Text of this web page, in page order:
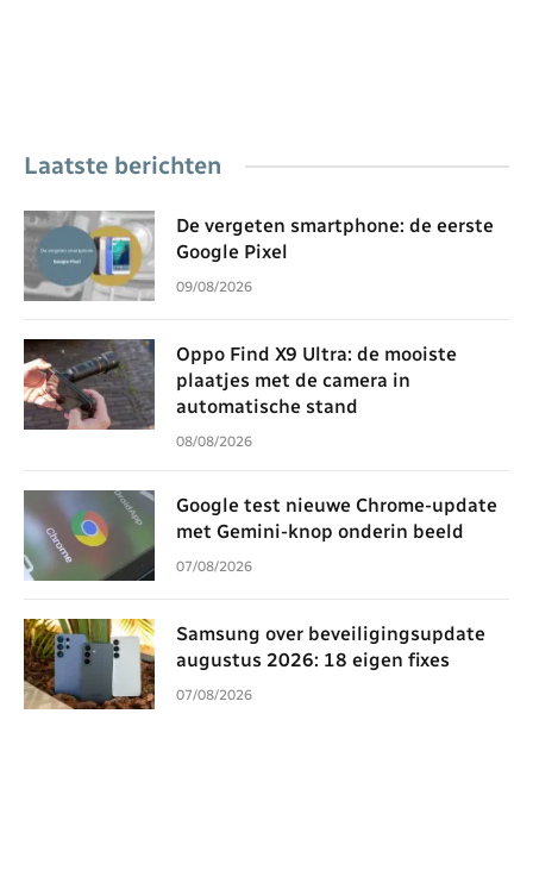
Laatste berichten
De vergeten smartphone: de eerste
Google Pixel
09/08/2026
Oppo Find X9 Ultra: de mooiste
plaatjes met de camera in
automatische stand
08/08/2026
Google test nieuwe Chrome-update
met Gemini-knop onderin beeld
07/08/2026
Samsung over beveiligingsupdate
augustus 2026: 18 eigen fixes
07/08/2026